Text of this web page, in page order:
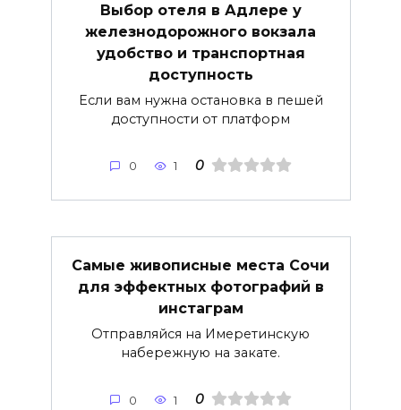
Выбор отеля в Адлере у
железнодорожного вокзала
удобство и транспортная
доступность
Если вам нужна остановка в пешей
доступности от платформ
0 1 0
Самые живописные места Сочи
для эффектных фотографий в
инстаграм
Отправляйся на Имеретинскую
набережную на закате.
0 1 0